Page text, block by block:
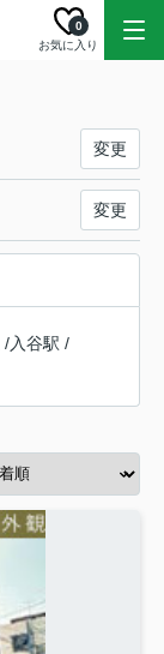
お気に入り
0
変更
変更
/入谷駅 /